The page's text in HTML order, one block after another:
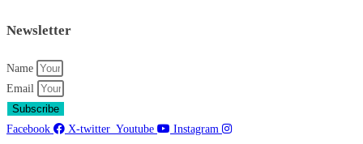
Newsletter
Name
Email
Subscribe
Facebook
X-twitter Youtube Instagram